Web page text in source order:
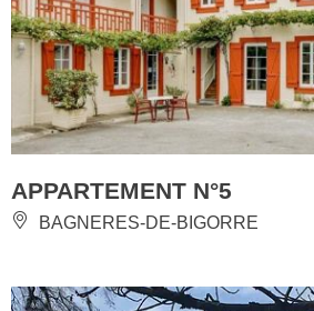
APPARTEMENT N°5
BAGNERES-DE-BIGORRE